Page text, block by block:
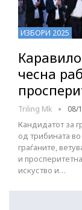
ИЗБОРИ 2025
чесна
Triling Mk 08/
Кандидатот за
од трибината
граѓаните,
и
искуство и…